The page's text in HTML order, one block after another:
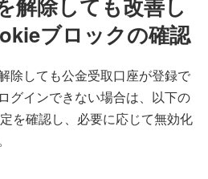
解除しても改善し
ブロックの確認
除しても公金受取口座が登録で
グインできない場合は、以下の
を確認し、必要に応じて無効化